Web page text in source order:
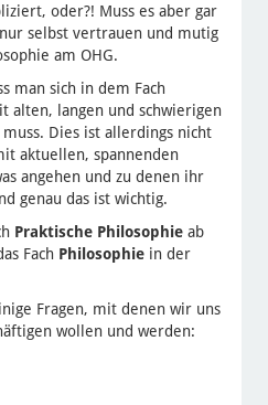
oder?! Muss es aber gar
selbst vertrauen und mutig
am OHG.
man sich in dem Fach
alten, langen und schwierigen
Dies ist allerdings nicht
aktuellen, spannenden
angehen und zu denen ihr
genau das ist wichtig.
Praktische Philosophieab
Fach Philosophiein der
Fragen, mit denen wir uns
wollen und werden: